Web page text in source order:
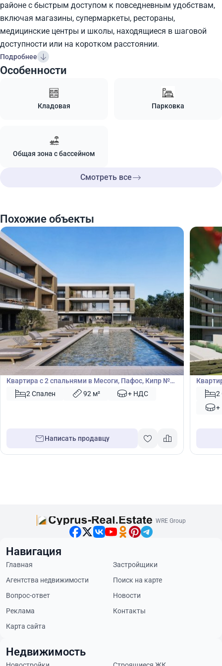
районе с быстрым доступом к повседневным удобствам,
включая магазины, супермаркеты, рестораны,
медицинские центры и школы, находящиеся в шаговой
доступности или на коротком расстоянии.
Подробнее
Особенности
Кладовая Парковка
Общая зона с бассейном
Смотреть все
Похожие объекты
€259 000
Квартира
Квартира с 2 спальнями в Месоги, Пафос, Кипр №
510242 Спален 92 м² + НДС
Написать продавцу
250
2
WRE Group
Навигация
Главная
Застройщики
Агентства недвижимости
Поиск на карте
Вопрос-ответ
Новости
Реклама
Контакты
Карта сайта
Недвижимость